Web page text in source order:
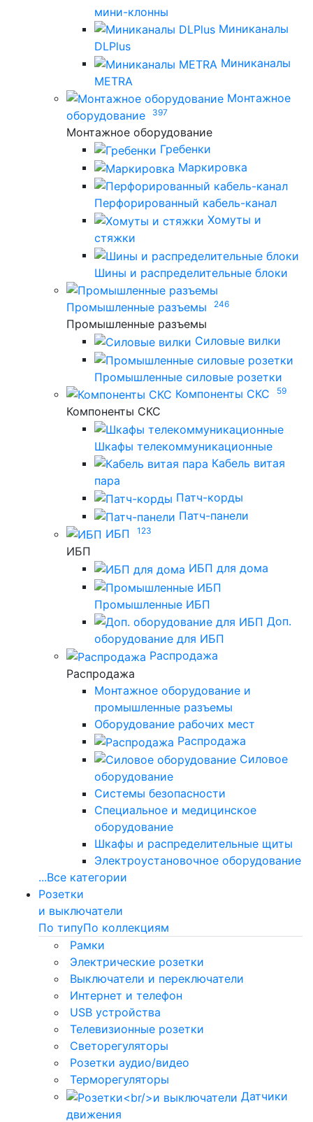
мини-клонны
Миниканалы
DLPlus
Миниканалы
METRA
Монтажное
оборудование
397
Монтажное оборудование
Гребенки
Маркировка
Перфорированный кабель-канал
Хомуты и
стяжки
Шины и распределительные блоки
Промышленные разъемы 246
Промышленные разъемы
Силовые вилки
Промышленные силовые розетки
Компоненты СКС
59
Компоненты СКС
Шкафы телекоммуникационные
Кабель витая
пара
Патч-корды
Патч-панели
ИБП
123
ИБП
ИБП для дома
Промышленные ИБП
Доп.
оборудование для ИБП
Распродажа
Распродажа
Монтажное оборудование и
промышленные разъемы
Оборудование рабочих мест
Распродажа
Силовое
оборудование
Системы безопасности
Специальное и медицинское
оборудование
Шкафы и распределительные щиты
Электроустановочное оборудование
...Все категории
Розетки
и выключатели
По типуПо коллекциям
Рамки
Электрические розетки
Выключатели и переключатели
Интернет и телефон
USB устройства
Телевизионные розетки
Светорегуляторы
Розетки аудио/видео
Терморегуляторы
Датчики
движения